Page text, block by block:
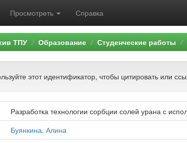
Просмотреть Справка
ТПУ Образование Студенческие работы
этот идентификатор, чтобы цитировать или
Разработка технологии сорбции солей урана с
Буянкина, Алина